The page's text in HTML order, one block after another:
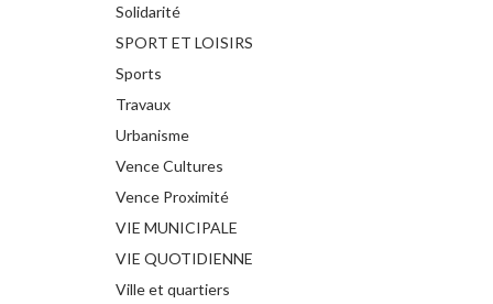
Solidarité
SPORT ET LOISIRS
Sports
Travaux
Urbanisme
Vence Cultures
Vence Proximité
VIE MUNICIPALE
VIE QUOTIDIENNE
Ville et quartiers